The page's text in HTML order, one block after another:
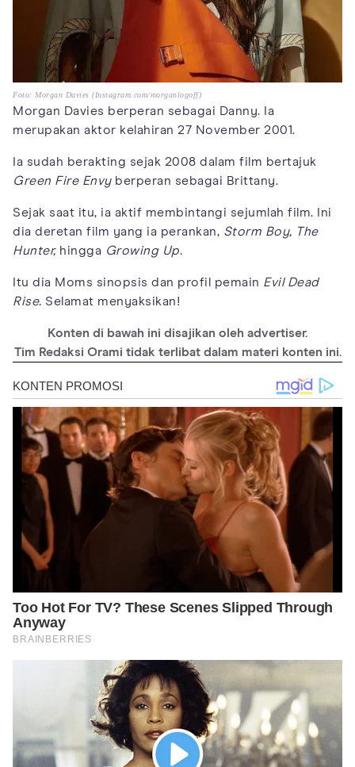
Foto: Morgan Davies (Instagram.com/morganlogoff)
Morgan Davies berperan sebagai Danny. Ia
merupakan aktor kelahiran 27 November 2001.
Ia sudah berakting sejak 2008 dalam film bertajuk
Green Fire Envyberperan sebagai Brittany.
Sejak saat itu, ia aktif membintangi sejumlah film. Ini
dia deretan film yang ia perankan, Storm Boy, The
Hunter,hingga Growing Up.
Itu dia Moms sinopsis dan profil pemain Evil Dead
Rise. Selamat menyaksikan!
Konten di bawah ini disajikan oleh advertiser.
Tim Redaksi Orami tidak terlibat dalam materi konten ini.